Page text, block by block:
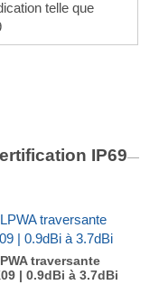
telle que
IP69
traversante
| 0.9dBi à 3.7dBi